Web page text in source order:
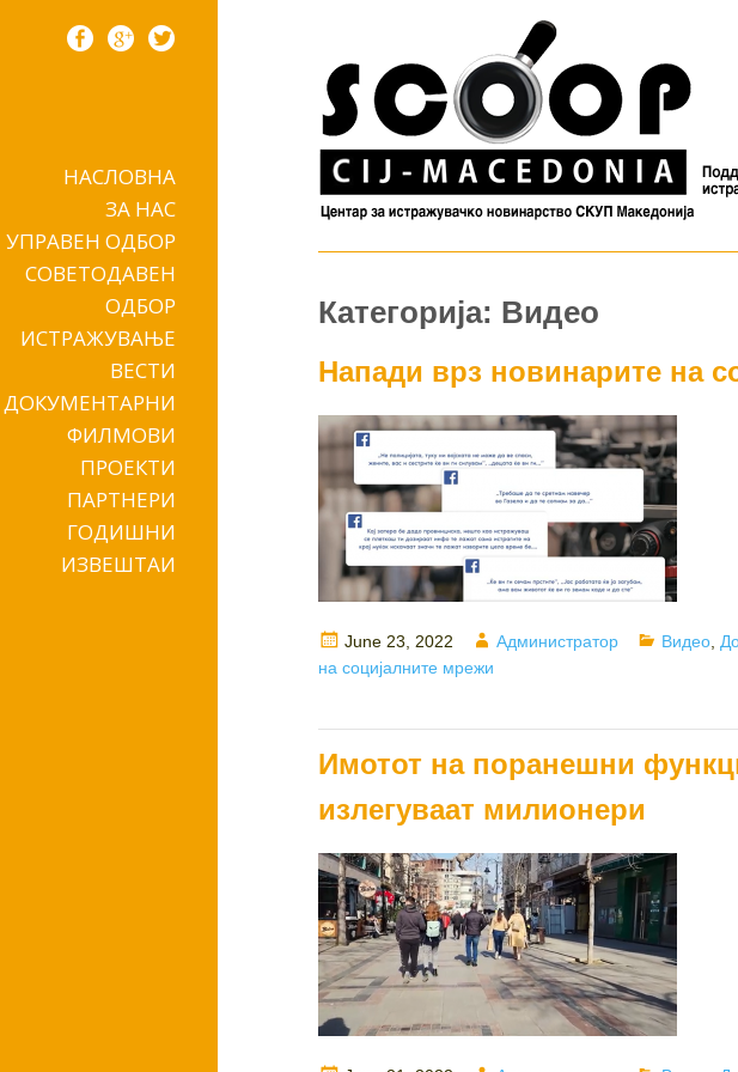
Skip to contentНАСЛОВНА
ЗА НАС
УПРАВЕН ОДБОР
СОВЕТОДАВЕН
ОДБОР
ИСТРАЖУВАЊЕ
ВЕСТИ
ДОКУМЕНТАРНИ
ФИЛМОВИ
ПРОЕКТИ
ПАРТНЕРИ
ГОДИШНИ
ИЗВЕШТАИ
Категорија: Видео
Напади врз новинарите на
Posted
on
June 23, 2022 Author
Администратор Видео
на социјалните мрежи
Имотот на поранешни
излегуваат милионери